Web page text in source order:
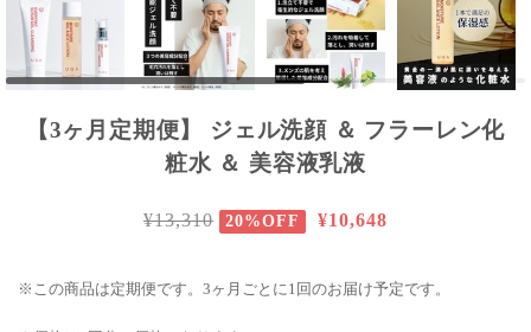
【3ヶ月定期便】 ジェル洗顔 ＆ フラーレン化
粧水 ＆ 美容液乳液
¥13,310 20%OFF ¥10,648
※この商品は定期便です。3ヶ月ごとに1回のお届け予定です。